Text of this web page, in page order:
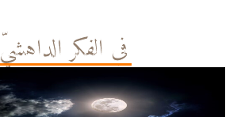
في الفكر الداهشيّ